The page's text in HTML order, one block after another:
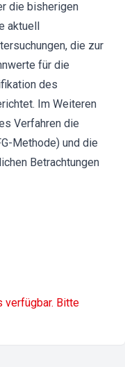
die bisherigen
aktuell
die zur
für die
des
Im Weiteren
Verfahren die
Methode) und die
Betrachtungen
verfügbar. Bitte